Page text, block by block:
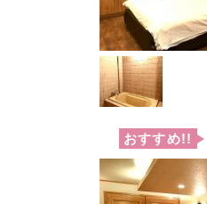
おすすめ!!